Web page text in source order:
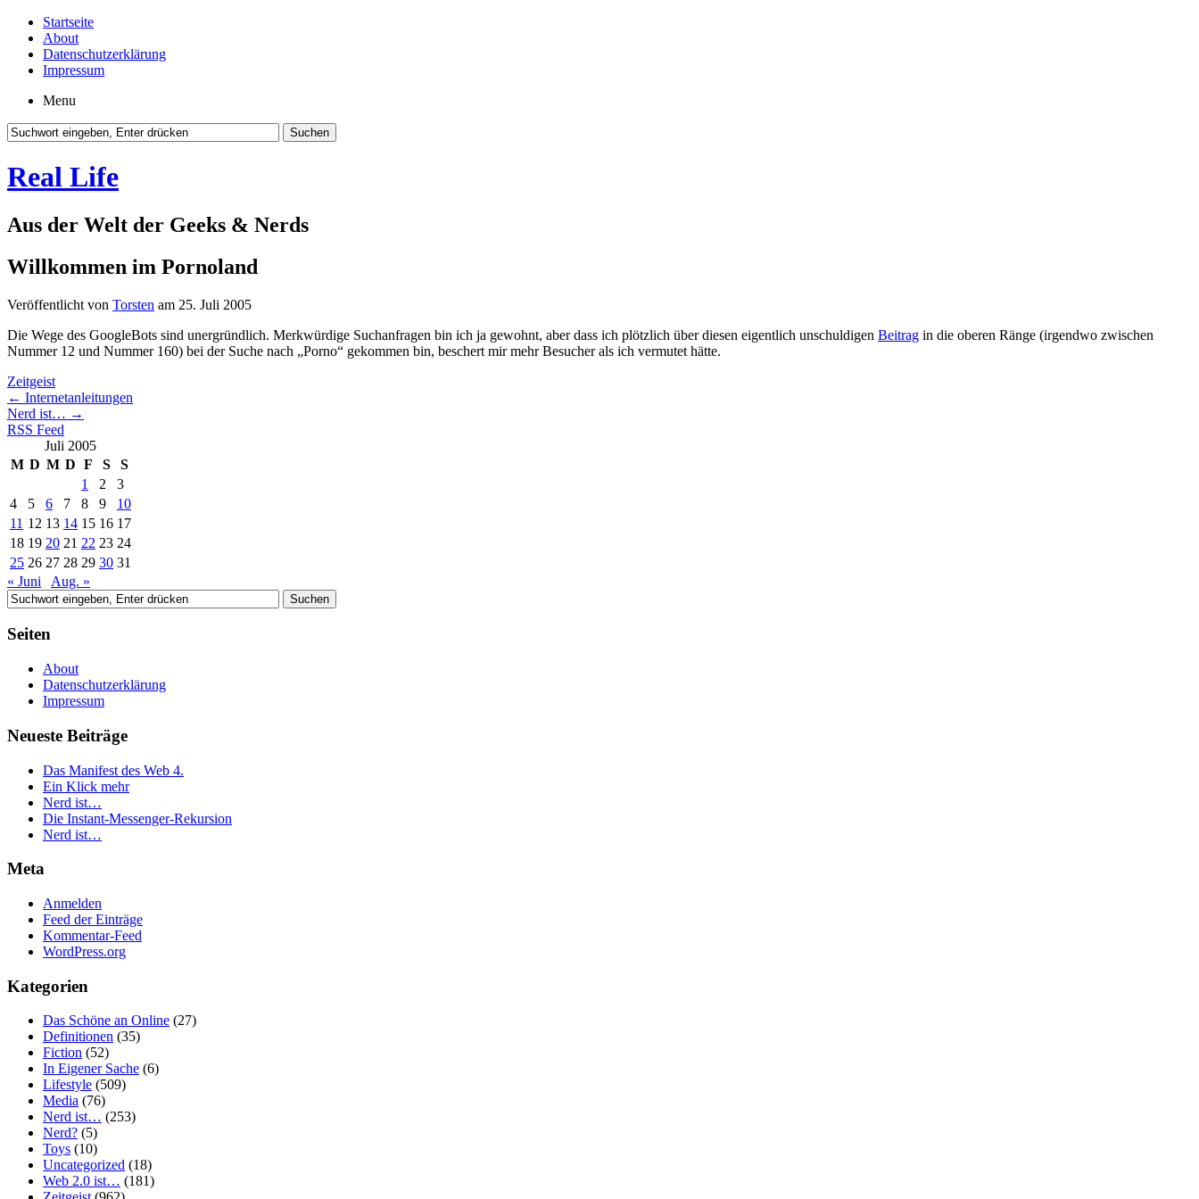
Startseite
About
Datenschutzerklärung
Impressum
Menu
Real Life
Aus der Welt der Geeks & Nerds
Willkommen im Pornoland
Veröffentlicht von Torsten am 25. Juli 2005
Die Wege des GoogleBots sind unergründlich. Merkwürdige Suchanfragen bin ich ja gewohnt, aber dass ich plötzlich über diesen eigentlich unschuldigen Beitrag in die oberen Ränge (irgendwo zwischen
Nummer 12 und Nummer 160) bei der Suche nach „Porno“ gekommen bin, beschert mir mehr Besucher als ich vermutet hätte.
Zeitgeist
← Internetanleitungen
Nerd ist… →
RSS Feed
Juli 2005
M D M D F S
S
1
2
3
4
5 6 7 8 9
10
11 12 13 14 15 16 17
18 19 20 21 22 23 24
25 26 27 28 29 30 31
« Juni
Aug. »
Seiten
About
Datenschutzerklärung
Impressum
Neueste Beiträge
Das Manifest des Web 4.
Ein Klick mehr
Nerd ist…
Die Instant-Messenger-Rekursion
Nerd ist…
Meta
Anmelden
Feed der Einträge
Kommentar-Feed
WordPress.org
Kategorien
Das Schöne an Online (27)
Definitionen (35)
Fiction (52)
In Eigener Sache (6)
Lifestyle (509)
Media (76)
Nerd ist… (253)
Nerd? (5)
Toys (10)
Uncategorized (18)
Web 2.0 ist… (181)